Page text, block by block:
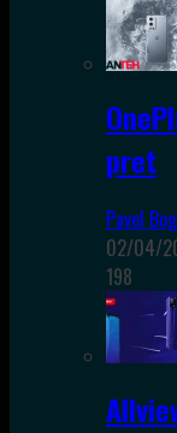
pret
Pavel
02/04/
198